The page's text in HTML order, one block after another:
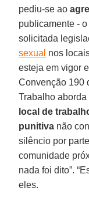
pediu-se ao
publicamente -
solicitada
sexual nos
esteja em vigor
Convenção 190
Trabalho
local de
punitiva não
silêncio por
comunidade
nada foi dito”.
eles.